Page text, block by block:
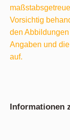
Vorsichtig
den
Angaben und
auf.
Informationen